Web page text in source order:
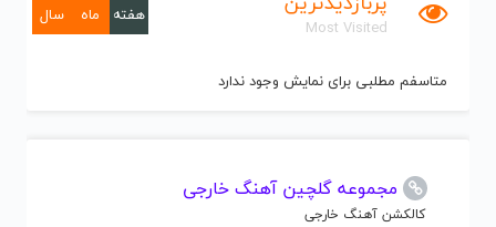
Most Visited
هفته ماه سال
متاسفم مطلبی برای نمایش وجود ندارد
مجموعه گلچین آهنگ خارجی
کالکشن آهنگ خارجی